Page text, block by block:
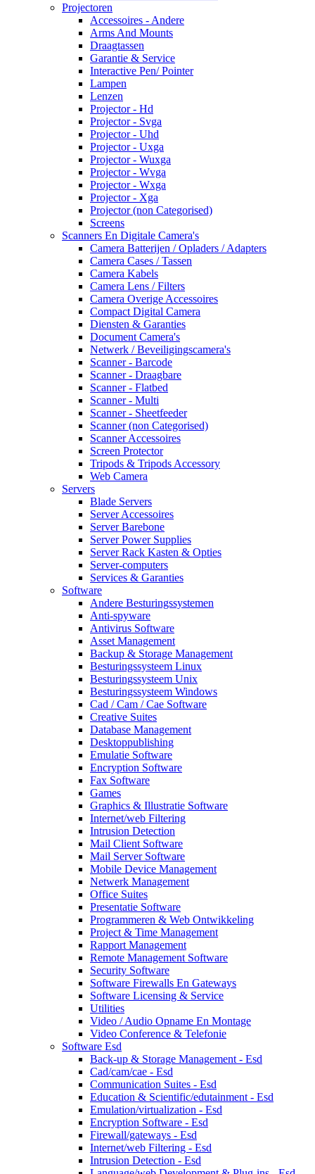
Projectoren
Accessoires - Andere
Arms And Mounts
Draagtassen
Garantie & Service
Interactive Pen/ Pointer
Lampen
Lenzen
Projector - Hd
Projector - Svga
Projector - Uhd
Projector - Uxga
Projector - Wuxga
Projector - Wvga
Projector - Wxga
Projector - Xga
Projector (non Categorised)
Screens
Scanners En Digitale Camera's
Camera Batterijen / Opladers / Adapters
Camera Cases / Tassen
Camera Kabels
Camera Lens / Filters
Camera Overige Accessoires
Compact Digital Camera
Diensten & Garanties
Document Camera's
Netwerk / Beveiligingscamera's
Scanner - Barcode
Scanner - Draagbare
Scanner - Flatbed
Scanner - Multi
Scanner - Sheetfeeder
Scanner (non Categorised)
Scanner Accessoires
Screen Protector
Tripods & Tripods Accessory
Web Camera
Servers
Blade Servers
Server Accessoires
Server Barebone
Server Power Supplies
Server Rack Kasten & Opties
Server-computers
Services & Garanties
Software
Andere Besturingssystemen
Anti-spyware
Antivirus Software
Asset Management
Backup & Storage Management
Besturingssysteem Linux
Besturingssysteem Unix
Besturingssysteem Windows
Cad / Cam / Cae Software
Creative Suites
Database Management
Desktoppublishing
Emulatie Software
Encryption Software
Fax Software
Games
Graphics & Illustratie Software
Internet/web Filtering
Intrusion Detection
Mail Client Software
Mail Server Software
Mobile Device Management
Netwerk Management
Office Suites
Presentatie Software
Programmeren & Web Ontwikkeling
Project & Time Management
Rapport Management
Remote Management Software
Security Software
Software Firewalls En Gateways
Software Licensing & Service
Utilities
Video / Audio Opname En Montage
Video Conference & Telefonie
Software Esd
Back-up & Storage Management - Esd
Cad/cam/cae - Esd
Communication Suites - Esd
Education & Scientific/edutainment - Esd
Emulation/virtualization - Esd
Encryption Software - Esd
Firewall/gateways - Esd
Internet/web Filtering - Esd
Intrusion Detection - Esd